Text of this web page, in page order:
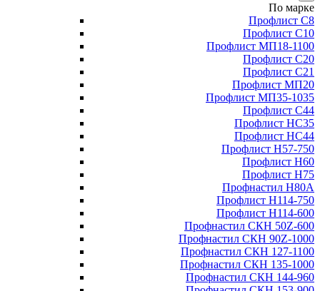
По марке
Профлист С8
Профлист С10
Профлист МП18-1100
Профлист С20
Профлист С21
Профлист МП20
Профлист МП35-1035
Профлист С44
Профлист НС35
Профлист НС44
Профлист Н57-750
Профлист Н60
Профлист Н75
Профнастил Н80А
Профлист Н114-750
Профлист Н114-600
Профнастил СКН 50Z-600
Профнастил СКН 90Z-1000
Профнастил СКН 127-1100
Профнастил СКН 135-1000
Профнастил СКН 144-960